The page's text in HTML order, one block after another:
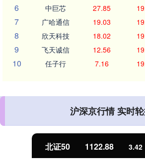
6 中巨芯 27.85
7 广哈通信 19.03
8 欣天科技 18.02
9 飞天诚信 12.56
10 任子行 7.16
沪深京行情 实时
北证50 1122.88 3.42